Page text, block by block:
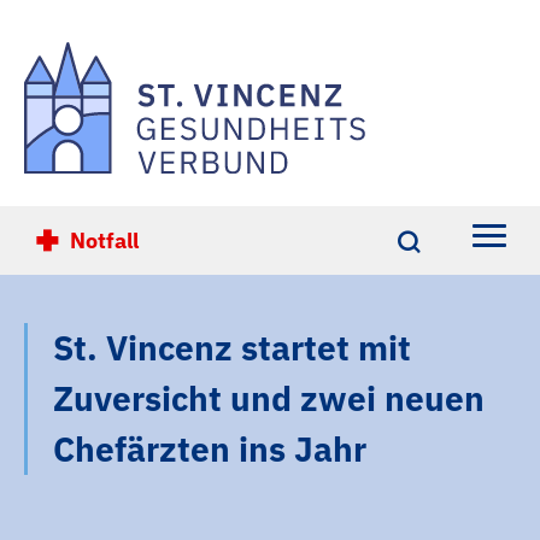
Notfall
Übersicht
Übersicht
St. Vincenz startet mit
Zuversicht und zwei neuen
Chefärzten ins Jahr